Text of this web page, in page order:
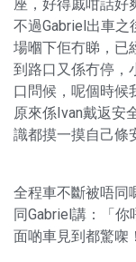
座，好得戚咁話好
不過Gabriel出車
場嗰下佢冇睇，已
到路口又係冇停，
口問候，呢個時候
原來係Ivan戴返安
識都摸一摸自己條
全程車不斷被唔同
同Gabriel講：「
面啲車見到都驚㗎